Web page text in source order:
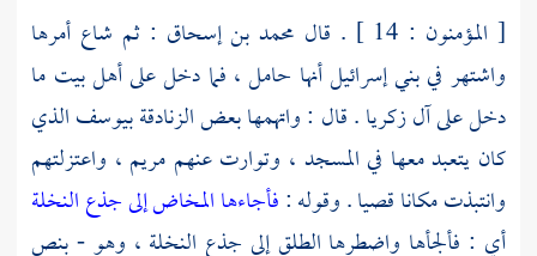
[ المؤمنون : 14 ] . قال
محمد بن إسحاق : ثم شاع أمرها
واشتهر فيبني إسرائيلأنها حامل ، فما دخل على أهل بيت ما
دخل علىآلزكريا. قال : واتهمها بعض الزنادقةبيوسفالذي
كان يتعبد معها في المسجد ، وتوارت عنهم مريم ، واعتزلتهم
وانتبذت مكانا قصيا . وقوله :فأجاءها المخاض إلى جذع النخلة
أي : فألجأها واضطرها الطلق إلى جذع النخلة ، وهو - بنص